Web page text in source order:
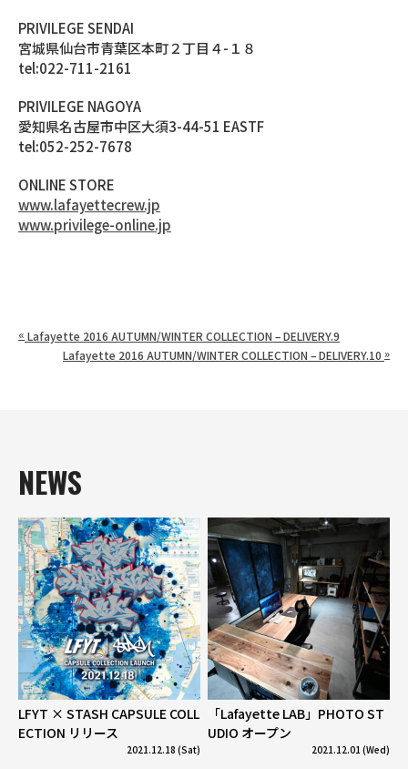
PRIVILEGE SENDAI
宮城県仙台市青葉区本町２丁目４-１８
tel:022-711-2161
PRIVILEGE NAGOYA
愛知県名古屋市中区大須3-44-51 EASTF
tel:052-252-7678
ONLINE STORE
www.lafayettecrew.jp
www.privilege-online.jp
« Lafayette 2016 AUTUMN/WINTER COLLECTION – DELIVERY.9
Lafayette 2016 AUTUMN/WINTER COLLECTION – DELIVERY.10 »
NEWS
LFYT × STASH CAPSULE COLL
ECTION リリース
2021.12.18 (Sat)
「Lafayette LAB」PHOTO ST
UDIO オープン
2021.12.01 (Wed)